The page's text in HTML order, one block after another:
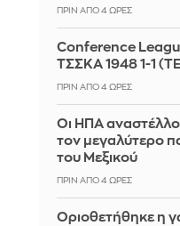
ΠΡΙΝ ΑΠΌ 4 ΏΡΕΣ
Conference
ΤΣΣΚΑ 1948 1-1
ΠΡΙΝ ΑΠΌ 4 ΏΡΕΣ
Οι ΗΠΑ
τον μεγαλύτερο
του Μεξικού
ΠΡΙΝ ΑΠΌ 4 ΏΡΕΣ
Οριοθετήθηκε η